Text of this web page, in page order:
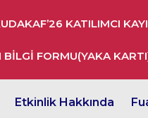
KATILIMCI
BİLGİ FORMU(YAKA
Etkinlik Hakkında